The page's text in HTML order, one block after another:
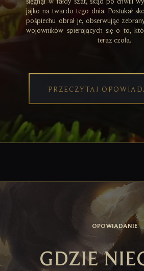
jajko na twardo tego dnia. Postukał
pośpiechu obrał je, obserwując
wojowników spierających się o to,
teraz czoła.
PRZECZYTAJ
OPOWIADANIE
GDZIE